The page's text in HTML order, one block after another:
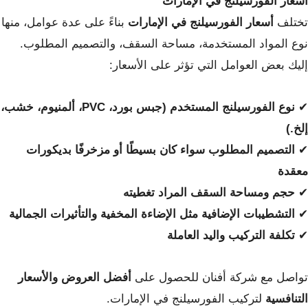
تختلف أسعار الفورسيلنج في الإمارات بناءً على عدة عوامل، منها
نوع المواد المستخدمة، مساحة السقف، والتصميم المطلوب.
إليك بعض العوامل التي تؤثر على الأسعار:
✔
نوع الفورسيلنج المستخدم (جبس بورد، PVC، ألمنيوم، خشب،
إلخ.)
✔
التصميم المطلوب سواء كان بسيطًا أو مزخرفًا بديكورات
معقدة
✔ حجم ومساحة السقف المراد تغطيته
✔
التشطيبات الإضافية مثل الإضاءة المخفية والتأثيرات الجمالية
✔ تكلفة التركيب واليد العاملة
تواصل مع شركة أفنان للحصول على أفضل العروض والأسعار
التنافسية لتركيب الفورسيلنج في الإمارات.